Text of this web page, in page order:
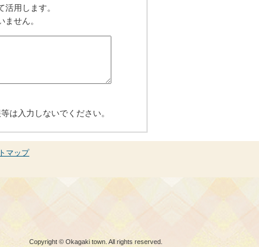
用します。
せん。
は入力しないでください。
マップ
Copyright © Okagaki town. All rights reserved.